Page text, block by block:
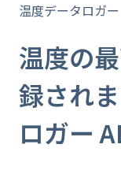
温度データロガー
温度の
録され
ロガー